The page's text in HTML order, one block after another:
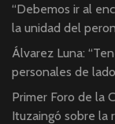
“Debemos ir al
la unidad del
Álvarez Luna:
personales de
Primer Foro de la
Ituzaingó sobre la